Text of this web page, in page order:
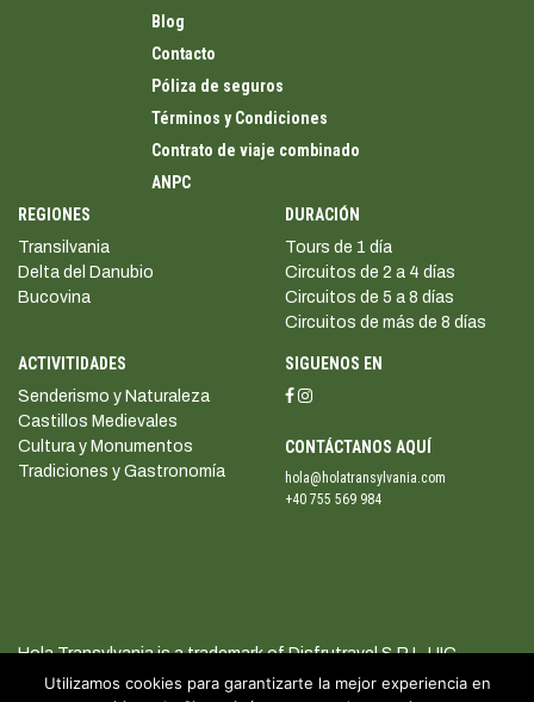
Blog
Contacto
Póliza de seguros
Términos y Condiciones
Contrato de viaje combinado
ANPC
REGIONES
Transilvania
Delta del Danubio
Bucovina
DURACIÓN
Tours de 1 día
Circuitos de 2 a 4 días
Circuitos de 5 a 8 días
Circuitos de más de 8 días
ACTIVITIDADES
Senderismo y Naturaleza
Castillos Medievales
Cultura y Monumentos
Tradiciones y Gastronomía
SIGUENOS EN
CONTÁCTANOS AQUÍ
hola@holatransylvania.com
+40 755 569 984
Hola Transylvania is a trademark of Disfrutravel S.R.L. UIC
41584080
Utilizamos cookies para garantizarte la mejor experiencia en